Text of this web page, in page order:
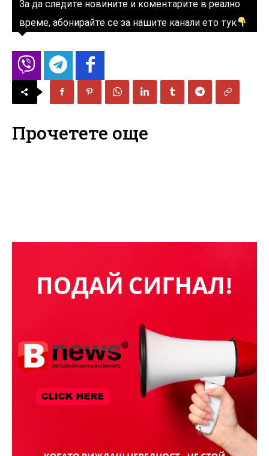
За да следите новините и коментарите в реално
време, абонирайте се за нашите канали ето тук
Прочетете още